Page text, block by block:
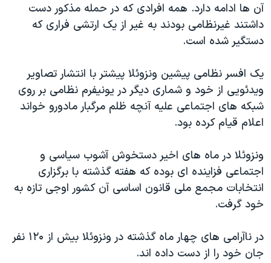
آن ها ادامه دارد. همه افرادی که در حمله مذکور دست
داشتند غیرنظامی بودند به غیر از یک ارتشی فراری که
دستگیر شده است.
یک افسر نظامی پیشین ونزوئلا پیشتر با انتشار تصاویر
ویدئویی از خود و شماری دیگر در یونیفرم نظامی بر روی
شبکه های اجتماعی علیه آنچه ظلم مرگبار مادورو خواند
اعلام قیام کرده بود.
ونزوئلا در ماه های اخیر دستخوش آشوب سیاسی و
اجتماعی فزاینده ای بوده که هفته گذشته با برگزاری
انتخابات مجمع ملی قانون اساسی آن کشور اوجی تازه به
خود گرفت.
در ناآرامی های چهار ماه گذشته در ونزوئلا بیش از ۱۲۰ نفر
جان خود را از دست داده اند.